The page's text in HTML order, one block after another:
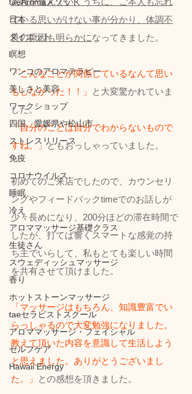
日本
ダイエット
瞑想
ワンコのアロマテラピー
美しさと美容
ワークショップ
四国、愛媛県や松山市
ストレスリリース
免疫
コロナウイルス
睡眠
冷え
アロママッサージ基礎クラス
生徒さん
スウェディッシュマッサージ
香り
ホットストーンマッサージ
taeセラピストスクール
アロママッサージ・フェイシャル
セルフケア
Hawaii Energy
ている思いがけない事が分かり、体調不
良の原因も明らかになってきました。
「こんなことが関係しているなんて思い
もしなかった！！」
と大変驚かれていま
した。
「自分のことは自分でわからないもので
すね。」ともおっしゃっていました。
初めてのご来店でしたので、カウンセリ
ングやフィードバックtimeでのお話しが
少々長めになり、200分ほどの滞在時間で
したが、打てば響くスマートな感覚の持
ち主でいらして、私もとても楽しい時間
を共有させて頂けました。
「マッサージはもちろん、知識豊富でい
らっしゃるので大変勉強になりました。
教えて頂いた内容を意識して生活しよう
と思えました。ありがとうございまし
た。」
との感想を頂きました。